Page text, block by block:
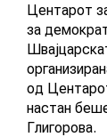
АКТУЕЛНИ
АРХИВА
Центарот
за
од
настан
Глигорова.